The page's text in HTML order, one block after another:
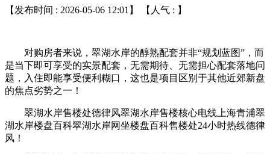
【发布时间 : 2026-05-06 12:01】 【人气 : 】
对购房者来说，翠湖水岸的醇熟配套并非“规划蓝图”，而
是当下即可享受的实景配套，无需期待、无需担心配套落地问
题，入住即能享受便利糊口，这也是项目区别于其他近郊新盘
的焦点劣势之一！
翠湖水岸售楼处德律风翠湖水岸售楼核心电线上海青浦翠
湖水岸楼盘百科翠湖水岸网坐楼盘百科售楼处24小时热线德律
风！